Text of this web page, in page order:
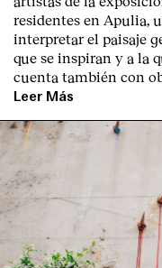
residentes en Apulia,
interpretar el paisaje
que se inspiran y a la
cuenta también con
Leer Más